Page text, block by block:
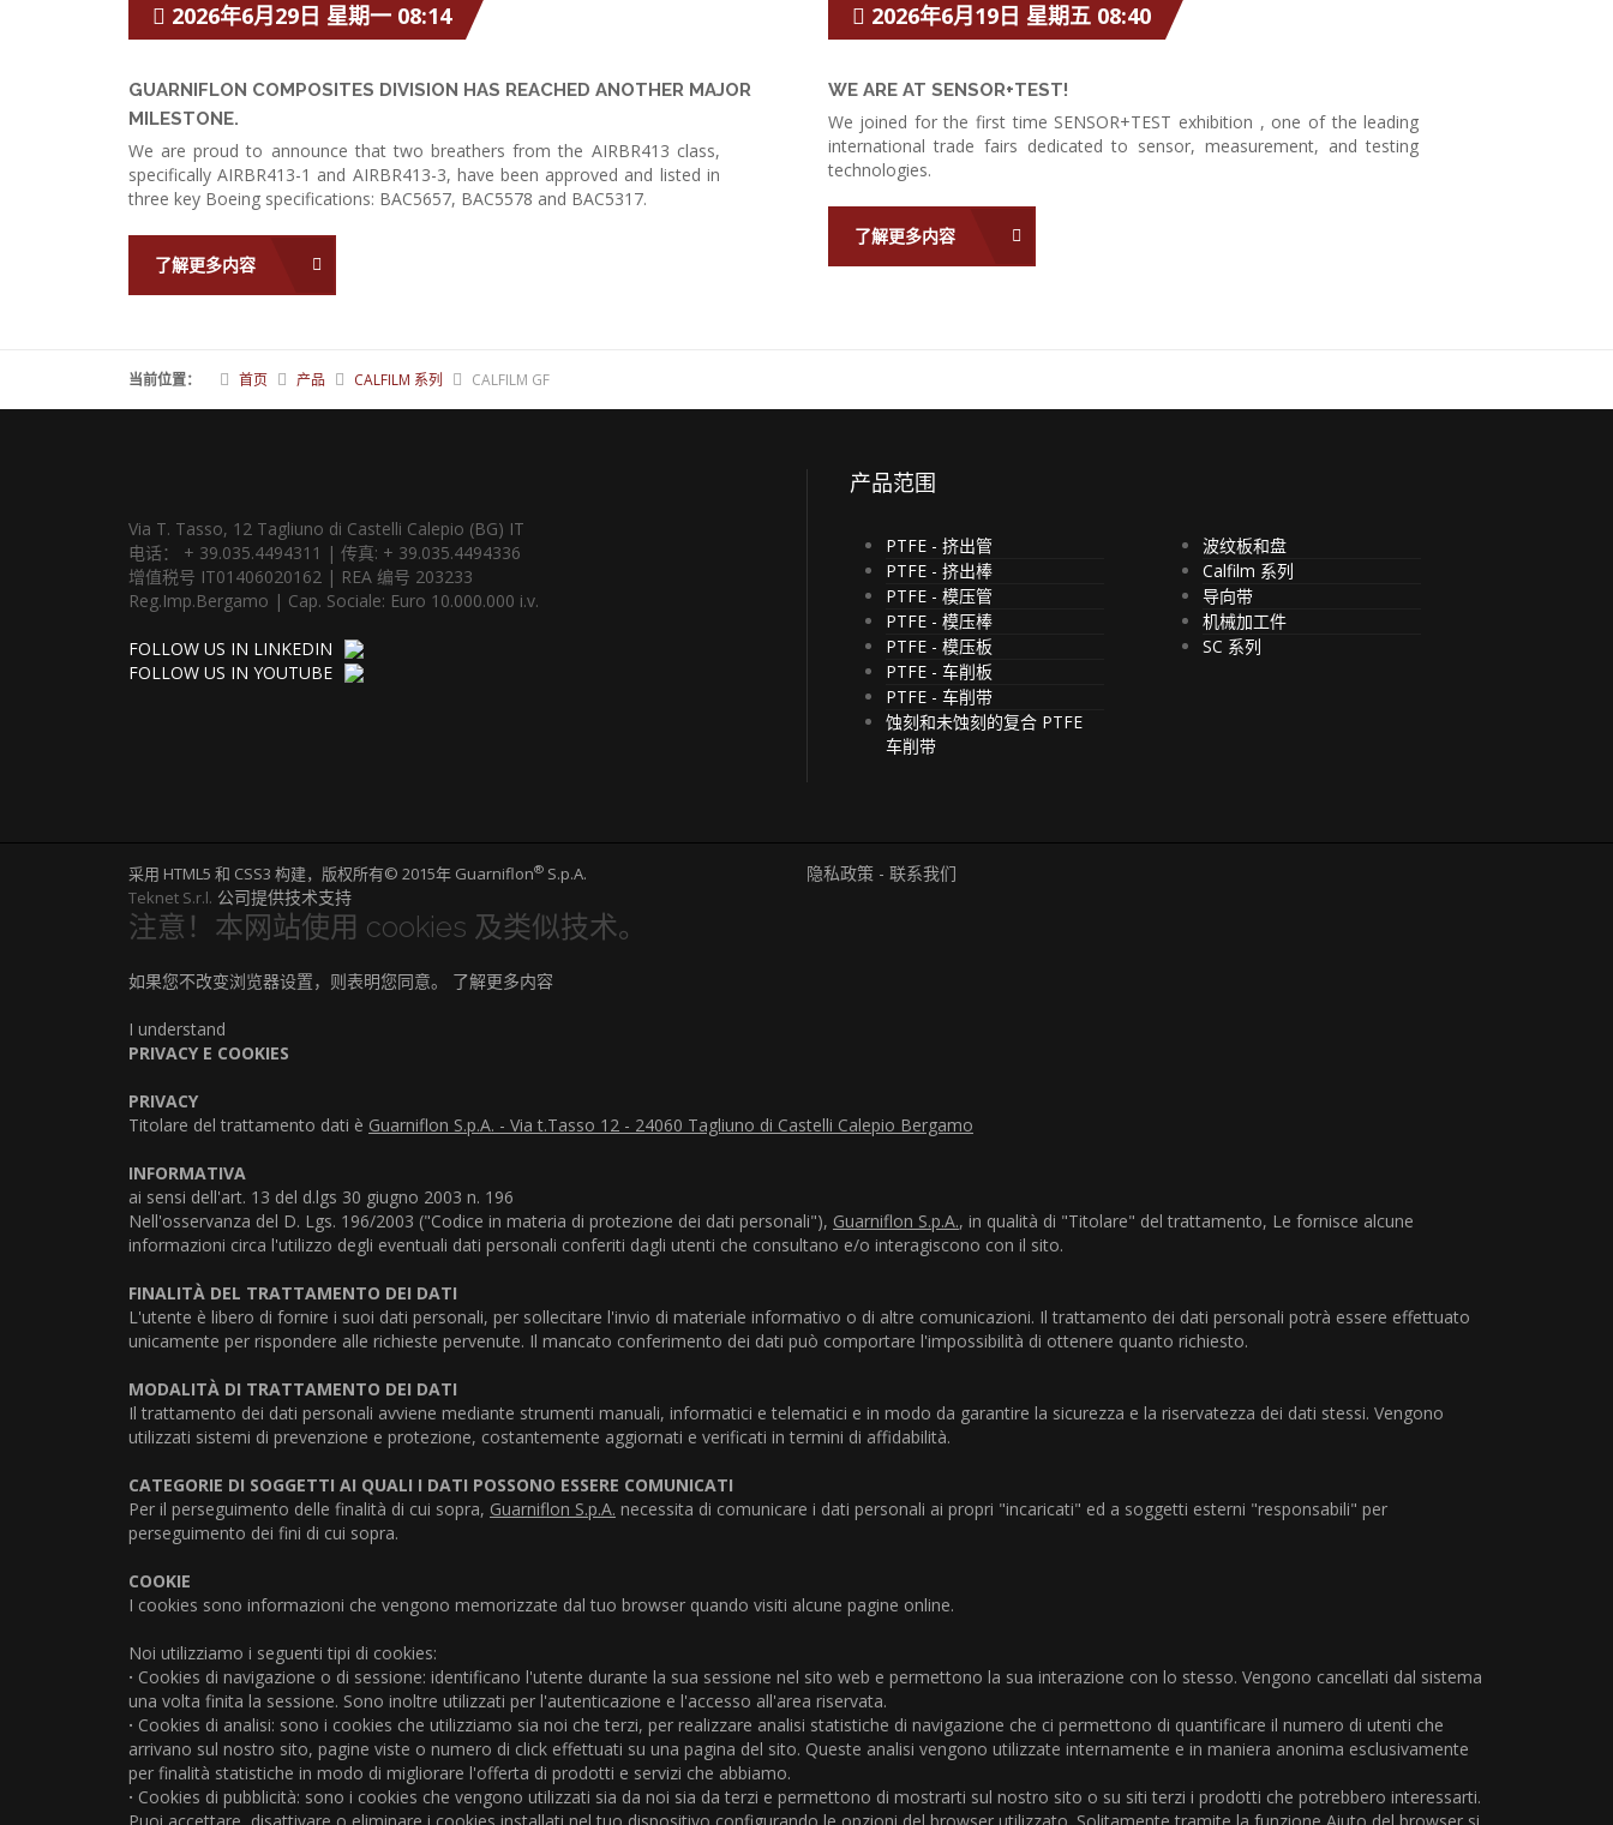
2026年6月29日 星期一 08:14
GUARNIFLON COMPOSITES DIVISION HAS REACHED ANOTHER MAJOR
MILESTONE.
We are proud to announce that two breathers from the AIRBR413 class,
specifically AIRBR413-1 and AIRBR413-3, have been approved and listed in
three key Boeing specifications: BAC5657, BAC5578 and BAC5317.
了解更多内容
2026年6月19日 星期五 08:40
WE ARE AT SENSOR+TEST!
We joined for the first time SENSOR+TEST exhibition , one of the leading
international trade fairs dedicated to sensor, measurement, and testing
technologies.
了解更多内容
当前位置： 首页 产品 CALFILM 系列 CALFILM GF
Via T. Tasso, 12 Tagliuno di Castelli Calepio (BG) IT
电话： + 39.035.4494311 | 传真: + 39.035.4494336
增值税号 IT01406020162 | REA 编号 203233
Reg.Imp.Bergamo | Cap. Sociale: Euro 10.000.000 i.v.
FOLLOW US IN LINKEDIN
FOLLOW US IN YOUTUBE
产品范围
PTFE - 挤出管
PTFE - 挤出棒
PTFE - 模压管
PTFE - 模压棒
PTFE - 模压板
PTFE - 车削板
PTFE - 车削带
蚀刻和未蚀刻的复合 PTFE
车削带
波纹板和盘
Calfilm 系列
导向带
机械加工件
SC 系列
采用 HTML5 和 CSS3 构建，版权所有© 2015年 Guarniflon® S.p.A. 隐私政策 - 联系我们
Teknet S.r.l. 公司提供技术支持
注意！本网站使用 cookies 及类似技术。
如果您不改变浏览器设置，则表明您同意。 了解更多内容
I understand
PRIVACY E COOKIES
PRIVACY
Titolare del trattamento dati è Guarniflon S.p.A. - Via t.Tasso 12 - 24060 Tagliuno di Castelli Calepio Bergamo
INFORMATIVA
ai sensi dell'art. 13 del d.lgs 30 giugno 2003 n. 196
Nell'osservanza del D. Lgs. 196/2003 ("Codice in materia di protezione dei dati personali"), Guarniflon S.p.A., in qualità di "Titolare" del trattamento, Le fornisce alcune
informazioni circa l'utilizzo degli eventuali dati personali conferiti dagli utenti che consultano e/o interagiscono con il sito.
FINALITÀ DEL TRATTAMENTO DEI DATI
L'utente è libero di fornire i suoi dati personali, per sollecitare l'invio di materiale informativo o di altre comunicazioni. Il trattamento dei dati personali potrà essere effettuato
unicamente per rispondere alle richieste pervenute. Il mancato conferimento dei dati può comportare l'impossibilità di ottenere quanto richiesto.
MODALITÀ DI TRATTAMENTO DEI DATI
Il trattamento dei dati personali avviene mediante strumenti manuali, informatici e telematici e in modo da garantire la sicurezza e la riservatezza dei dati stessi. Vengono
utilizzati sistemi di prevenzione e protezione, costantemente aggiornati e verificati in termini di affidabilità.
CATEGORIE DI SOGGETTI AI QUALI I DATI POSSONO ESSERE COMUNICATI
Per il perseguimento delle finalità di cui sopra, Guarniflon S.p.A. necessita di comunicare i dati personali ai propri "incaricati" ed a soggetti esterni "responsabili" per
perseguimento dei fini di cui sopra.
COOKIE
I cookies sono informazioni che vengono memorizzate dal tuo browser quando visiti alcune pagine online.
Noi utilizziamo i seguenti tipi di cookies:
· Cookies di navigazione o di sessione: identificano l'utente durante la sua sessione nel sito web e permettono la sua interazione con lo stesso. Vengono cancellati dal sistema
una volta finita la sessione. Sono inoltre utilizzati per l'autenticazione e l'accesso all'area riservata.
· Cookies di analisi: sono i cookies che utilizziamo sia noi che terzi, per realizzare analisi statistiche di navigazione che ci permettono di quantificare il numero di utenti che
arrivano sul nostro sito, pagine viste o numero di click effettuati su una pagina del sito. Queste analisi vengono utilizzate internamente e in maniera anonima esclusivamente
per finalità statistiche in modo di migliorare l'offerta di prodotti e servizi che abbiamo.
· Cookies di pubblicità: sono i cookies che vengono utilizzati sia da noi sia da terzi e permettono di mostrarti sul nostro sito o su siti terzi i prodotti che potrebbero interessarti.